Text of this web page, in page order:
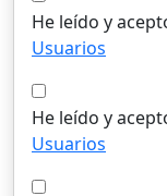
He leído y
Usuarios
He leído y
Usuarios